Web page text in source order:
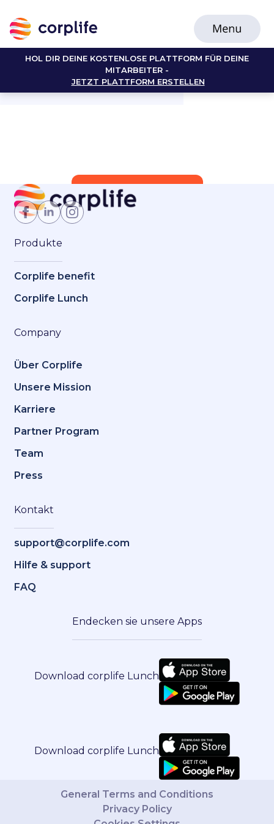
HOL DIR DEINE KOSTENLOSE PLATTFORM FÜR DEINE
MITARBEITER -
JETZT PLATTFORM ERSTELLEN
Jetzt Mitglied werden
Produkte
Corplife benefit
Corplife Lunch
Company
Über Corplife
Unsere Mission
Karriere
Partner Program
Team
Press
Kontakt
support@corplife.com
Hilfe & support
FAQ
Endecken sie unsere Apps
Download corplife Lunch
Download corplife Lunch
General Terms and Conditions
Privacy Policy